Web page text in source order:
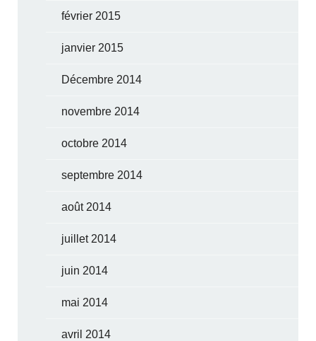
février 2015
janvier 2015
Décembre 2014
novembre 2014
octobre 2014
septembre 2014
août 2014
juillet 2014
juin 2014
mai 2014
avril 2014